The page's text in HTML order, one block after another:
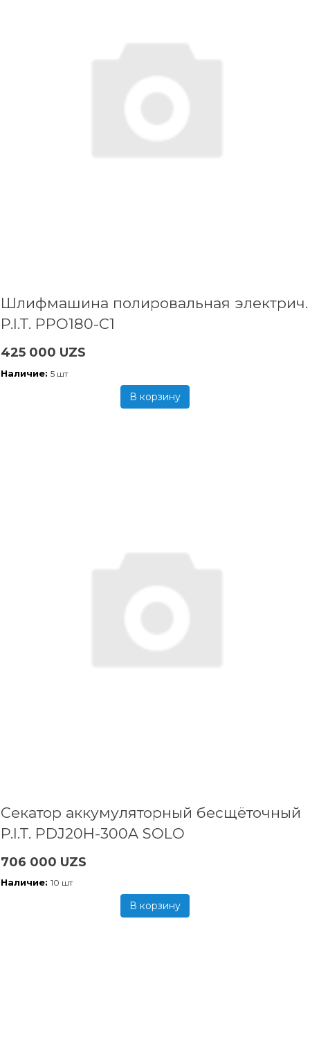
Шлифмашина полировальная электрич.
P.I.T. PPO180-C1
425 000 UZS
Наличие: 5 шт
В корзину
Секатор аккумуляторный бесщёточный
P.I.T. PDJ20H-300A SOLO
706 000 UZS
Наличие: 10 шт
В корзину